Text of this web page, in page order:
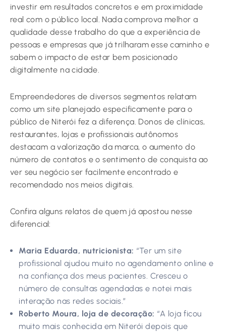
investir em resultados concretos e em proximidade
real com o público local. Nada comprova melhor a
qualidade desse trabalho do que a experiência de
pessoas e empresas que já trilharam esse caminho e
sabem o impacto de estar bem posicionado
digitalmente na cidade.
Empreendedores de diversos segmentos relatam
como um site planejado especificamente para o
público de Niterói fez a diferença. Donos de clínicas,
restaurantes, lojas e profissionais autônomos
destacam a valorização da marca, o aumento do
número de contatos e o sentimento de conquista ao
ver seu negócio ser facilmente encontrado e
recomendado nos meios digitais.
Confira alguns relatos de quem já apostou nesse
diferencial:
Maria Eduarda, nutricionista: “Ter um site
profissional ajudou muito no agendamento online e
na confiança dos meus pacientes. Cresceu o
número de consultas agendadas e notei mais
interação nas redes sociais.”
Roberto Moura, loja de decoração: “A loja ficou
muito mais conhecida em Niterói depois que